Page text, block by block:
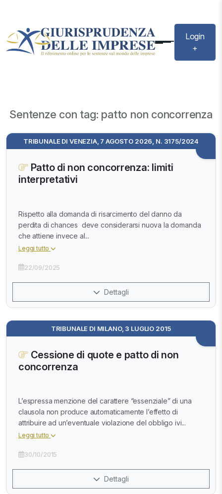
Login
+
Sentenze con tag: patto non concorrenza
TRIBUNALE DI VENEZIA, 7 AGOSTO 2026, N. 3175/2024
Patto di non concorrenza: limiti
interpretativi
Rispetto alla domanda di risarcimento del danno da
perdita di chances deve considerarsi nuova la domanda
che attiene invece al...
Leggi tutto
22/09/2025
Dettagli
TRIBUNALE DI MILANO, 3 LUGLIO 2015
Cessione di quote e patto di non
concorrenza
L’espressa menzione del carattere “essenziale” di una
clausola non produce automaticamente l’effetto di
attribuire ad un’eventuale violazione del obbligo ivi...
Leggi tutto
30/10/2015
Dettagli